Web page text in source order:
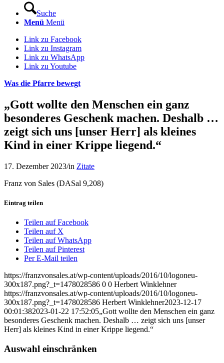
Suche
Menü Menü
Link zu Facebook
Link zu Instagram
Link zu WhatsApp
Link zu Youtube
Was die Pfarre bewegt
„Gott wollte den Menschen ein ganz
besonderes Geschenk machen. Deshalb …
zeigt sich uns [unser Herr] als kleines
Kind in einer Krippe liegend.“
17. Dezember 2023/in Zitate
Franz von Sales (DASal 9,208)
Eintrag teilen
Teilen auf Facebook
Teilen auf X
Teilen auf WhatsApp
Teilen auf Pinterest
Per E-Mail teilen
https://franzvonsales.at/wp-content/uploads/2016/10/logoneu-
300x187.png?_t=1478028586 0 0 Herbert Winklehner
https://franzvonsales.at/wp-content/uploads/2016/10/logoneu-
300x187.png?_t=1478028586 Herbert Winklehner2023-12-17
00:01:382023-01-22 17:52:05„Gott wollte den Menschen ein ganz
besonderes Geschenk machen. Deshalb … zeigt sich uns [unser
Herr] als kleines Kind in einer Krippe liegend.“
Auswahl einschränken